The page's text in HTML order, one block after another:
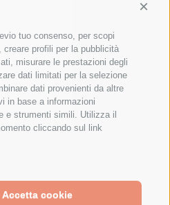
tuo consenso, per scopi
profili per la pubblicità
misurare le prestazioni degli
dati limitati per la selezione
dati provenienti da altre
in base a informazioni
e strumenti simili. Utilizza il
cliccando sul link
Accetta cookie